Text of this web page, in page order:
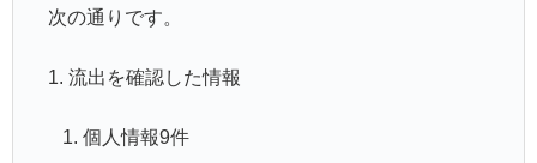
次の通りです。
1. 流出を確認した情報
個人情報9件